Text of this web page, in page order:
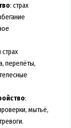
: страх
перелёты,
:
мытьё,